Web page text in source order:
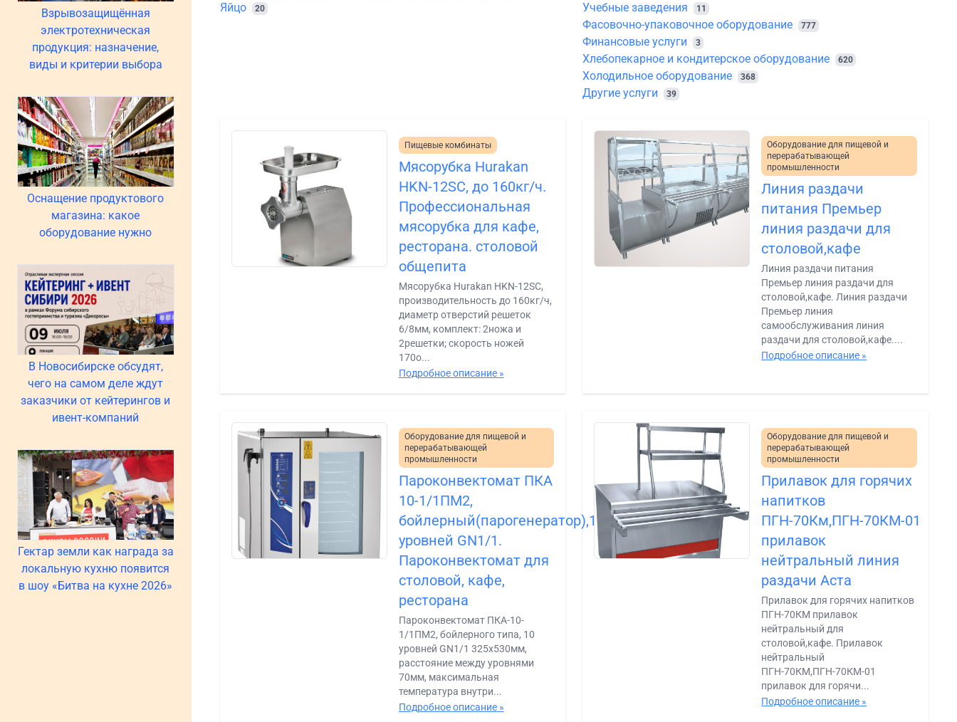
Взрывозащищённая
электротехническая
продукция: назначение,
виды и критерии выбора
Оснащение продуктового
магазина: какое
оборудование нужно
В Новосибирске обсудят,
чего на самом деле ждут
заказчики от кейтерингов и
ивент-компаний
Гектар земли как награда за
локальную кухню появится
в шоу «Битва на кухне 2026»
Яйцо 20 Учебные заведения 11
Фасовочно-упаковочное оборудование 777
Финансовые услуги 3
Хлебопекарное и кондитерское оборудование 620
Холодильное оборудование 368
Другие услуги 39
Пищевые комбинаты
Мясорубка Hurakan
HKN-12SC, до 160кг/ч.
Профессиональная
мясорубка для кафе,
ресторана. столовой
общепита
Мясорубка Hurakan HKN-12SC,
производительность до 160кг/ч,
диаметр отверстий решеток
6/8мм, комплект: 2ножа и
2решетки; скорость ножей
170о...
Подробное описание »
Оборудование для пищевой и
перерабатывающей
промышленности
Линия раздачи
питания Премьер
линия раздачи для
столовой,кафе
Линия раздачи питания
Премьер линия раздачи для
столовой,кафе. Линия раздачи
Премьер линия
самообслуживания линия
раздачи для столовой,кафе....
Подробное описание »
Оборудование для пищевой и
перерабатывающей
промышленности
Пароконвектомат ПКА
10-1/1ПМ2,
бойлерный(парогенератор),10
уровней GN1/1.
Пароконвектомат для
столовой, кафе,
ресторана
Пароконвектомат ПКА-10-
1/1ПМ2, бойлерного типа, 10
уровней GN1/1 325х530мм,
расстояние между уровнями
70мм, максимальная
температура внутри...
Подробное описание »
Оборудование для пищевой и
перерабатывающей
промышленности
Прилавок для горячих
напитков
ПГН-70Км,ПГН-70КМ-01
прилавок
нейтральный линия
раздачи Аста
Прилавок для горячих напитков
ПГН-70КМ прилавок
нейтральный для
столовой,кафе. Прилавок
нейтральный
ПГН-70КМ,ПГН-70КМ-01
прилавок для горячи...
Подробное описание »